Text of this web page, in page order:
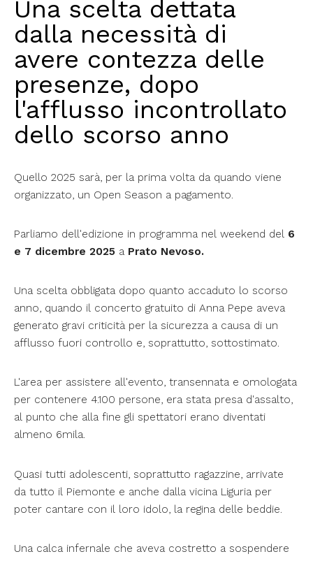
Una scelta dettata
dalla necessità di
avere contezza delle
presenze, dopo
l'afflusso incontrollato
dello scorso anno
Quello 2025 sarà, per la prima volta da quando viene
organizzato, un Open Season a pagamento.
Parliamo dell'edizione in programma nel weekend del 6
e 7 dicembre 2025 a Prato Nevoso.
Una scelta obbligata dopo quanto accaduto lo scorso
anno, quando il concerto gratuito di Anna Pepe aveva
generato gravi criticità per la sicurezza a causa di un
afflusso fuori controllo e, soprattutto, sottostimato.
L'area per assistere all'evento, transennata e omologata
per contenere 4.100 persone, era stata presa d'assalto,
al punto che alla fine gli spettatori erano diventati
almeno 6mila.
Quasi tutti adolescenti, soprattutto ragazzine, arrivate
da tutto il Piemonte e anche dalla vicina Liguria per
poter cantare con il loro idolo, la regina delle beddie.
Una calca infernale che aveva costretto a sospendere